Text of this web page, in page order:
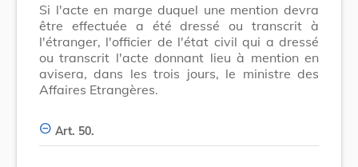
Si l'acte en marge duquel une mention devra
être effectuée a été dressé ou transcrit à
l'étranger, l'officier de l'état civil qui a dressé
ou transcrit l'acte donnant lieu à mention en
avisera, dans les trois jours, le ministre des
Affaires Etrangères.
Art. 50.